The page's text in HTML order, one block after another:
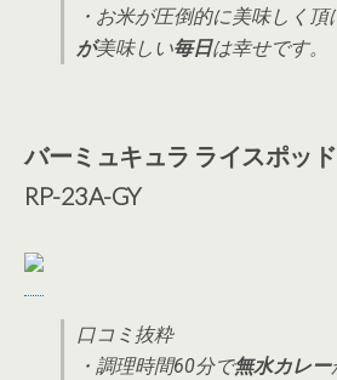
・お米が圧倒的に美味しく頂
が美味しい毎日は幸せです。
バーミュキュラ ライスポッ
RP-23A-GY
口コミ抜粋
・調理時間60分で無水カレー